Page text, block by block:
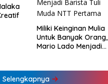
Miliki Keinginan Mulia
Untuk Banyak Orang,
Mario Lado Menjadi
Selengkapnya